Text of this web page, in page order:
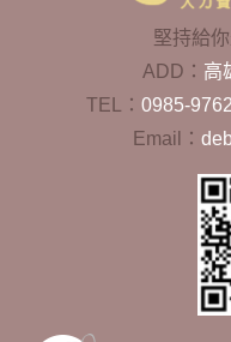
堅持給
ADD： 高
TEL： 0985-
Email：